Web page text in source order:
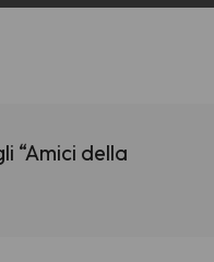
“Amici della